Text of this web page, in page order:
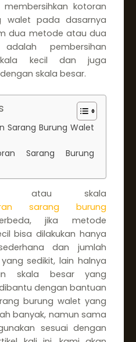
kotoran
walet pada dasarnya
dua metode atau dua
pembersihan
kecil dan juga
skala besar.
Sarang Burung Walet
Sarang Burung
atau skala
sarang burung
jika metode
bisa dilakukan hanya
dan jumlah
sedikit, lain halnya
skala besar yang
dengan bantuan
burung walet yang
banyak, namun sama
sesuai dengan